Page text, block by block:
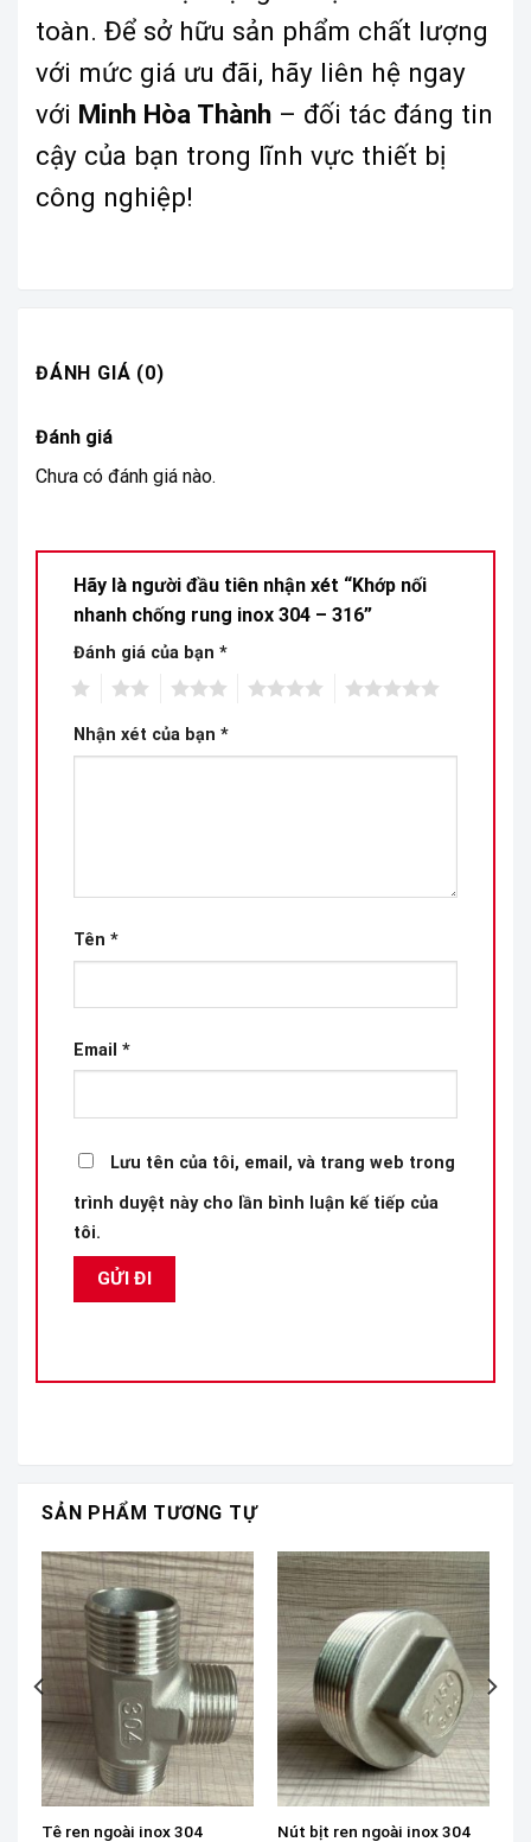
toàn. Để sở hữu sản phẩm chất lượng
với mức giá ưu đãi, hãy liên hệ ngay
với Minh Hòa Thành – đối tác đáng tin
cậy của bạn trong lĩnh vực thiết bị
công nghiệp!
ĐÁNH GIÁ (0)
Đánh giá
Chưa có đánh giá nào.
Hãy là người đầu tiên nhận xét “Khớp nối
nhanh chống rung inox 304 – 316”
Đánh giá của bạn *
Nhận xét của bạn *
Tên *
Email *
Lưu tên của tôi, email, và trang web trong
trình duyệt này cho lần bình luận kế tiếp của
tôi.
SẢN PHẨM TƯƠNG TỰ
Tê ren ngoài inox 304 Nút bịt ren ngoài inox 304